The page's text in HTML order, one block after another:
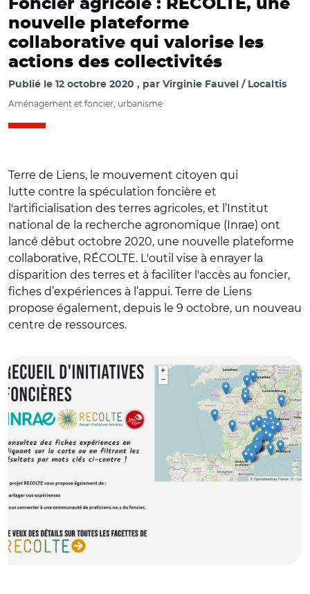
Foncier agricole : RÉCOLTE, une
nouvelle plateforme
collaborative qui valorise les
actions des collectivités
Publié le 12 octobre 2020 par Virginie Fauvel / Localtis
Aménagement et foncier, urbanisme
Terre de Liens, le mouvement citoyen qui
lutte contre la spéculation foncière et
l'artificialisation des terres agricoles, et l’Institut
national de la recherche agronomique (Inrae) ont
lancé début octobre 2020, une nouvelle plateforme
collaborative, RÉCOLTE. L'outil vise à enrayer la
disparition des terres et à faciliter l'accès au foncier,
fiches d’expériences à l’appui. Terre de Liens
propose également, depuis le 9 octobre, un nouveau
centre de ressources.